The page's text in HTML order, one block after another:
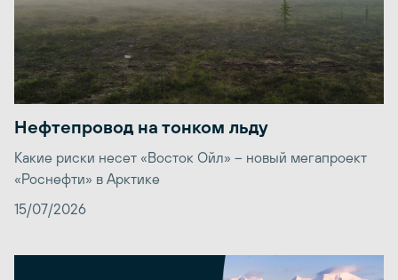
Нефтепровод на тонком льду
Какие риски несет «Восток Ойл» – новый мегапроект
«Роснефти» в Арктике
15/07/2026